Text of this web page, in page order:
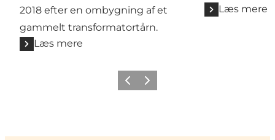
2018 efter en ombygning af et
gammelt transformatortårn.
Læs mere
Læs mere
Forrige billede
Næste billede